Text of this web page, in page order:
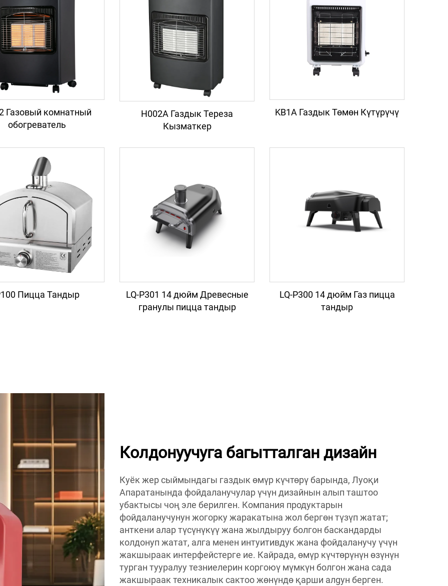
Газовый комнатный
обогреватель
H002A Газдык Тереза
Кызматкер
KB1A Газдык Төмөн Күтүрүчү
Пицца Тандыр
LQ-P301 14 дюйм Древесные
гранулы пицца тандыр
LQ-P300 14 дюйм Газ пицца
тандыр
Колдонуучуга багытталган дизайн
Куёк жер сыймындагы газдык өмүр күчтөрү барында, Луоқи
Апаратанында фойдаланучулар үчүн дизайнын алып таштоо
убактысы чоң эле берилген. Компания продуктарын
фойдаланучунун жогорку жаракатына жол бергөн түзүп жатат;
анткени алар түсүнүкүү жана жылдыруу болгон баскандарды
колдонуп жатат, алга менен интуитивдук жана фойдаланучу үчүн
жакшыраак интерфейстерге ие. Кайрада, өмүр күчтөрүнүн өзүнүн
турган тууралуу тезниелерин коргоюү мүмкүн болгон жана сада
жакшыраак техникалык сактоо жөнүндө қарши алgyн берген.